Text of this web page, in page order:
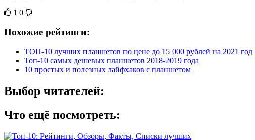
1 0
Похожие рейтинги:
ТОП-10 лучших планшетов по цене до 15 000 рублей на 2021 год
Топ-10 самых дешевых планшетов 2018-2019 года
10 простых и полезных лайфхаков с планшетом
Выбор читателей:
Что ещё посмотреть: